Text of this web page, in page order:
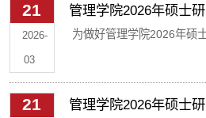
学院工作安排及各专业招
2026年硕士研究生招生考
月1日—4月7日 公示电话：
21
2026-
03
管理学院2026年硕士
（非MBA类）
为做好管理学院2026年硕
作管理规定〉的通知》要
复试工作的规定和学校实
21
管理学院2026年硕士